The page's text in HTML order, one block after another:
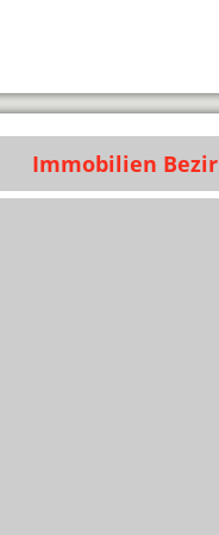
Immobilien